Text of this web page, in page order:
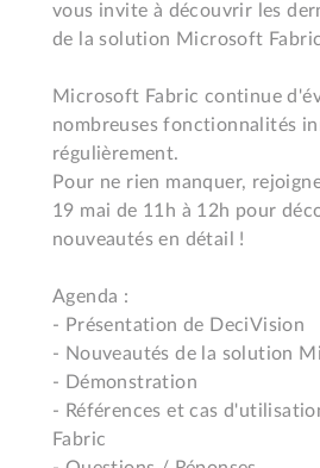
vous invite à découvrir les
de la solution Microsoft
Microsoft Fabric continue
nombreuses fonctionnalités
régulièrement.
Pour ne rien manquer,
19 mai de 11h à 12h pour
nouveautés en détail !
Agenda :
- Présentation de DeciVision
- Nouveautés de la solution
- Démonstration
- Références et cas
Fabric